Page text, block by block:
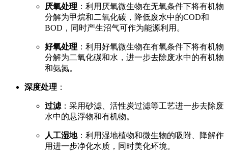
厌氧处理 ：利用厌氧微生物在无氧条件下将有机物
分解为甲烷和二氧化碳，降低废水中的COD和
BOD，同时产生沼气可作为能源利用。
好氧处理 ：利用好氧微生物在有氧条件下将有机物
分解为二氧化碳和水，进一步去除废水中的有机物
和氨氮。
深度处理 ：
过滤 ：采用砂滤、活性炭过滤等工艺进一步去除废
水中的悬浮物和有机物。
人工湿地：利用湿地植物和微生物的吸附、降解作
用进一步净化水质，同时美化环境。